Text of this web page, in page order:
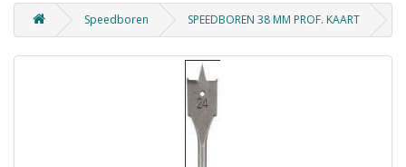
Speedboren SPEEDBOREN 38 MM PROF. KAART